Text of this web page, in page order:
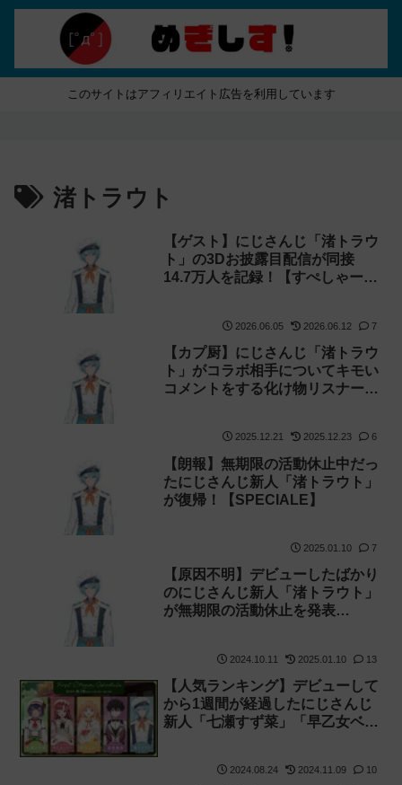
このサイトはアフィリエイト広告を利用しています
渚トラウト
【ゲスト】にじさんじ「渚トラウ
ト」の3Dお披露目配信が同接
14.7万人を記録！【すぺしゃー
2026.06.05 2026.06.12 7
【カプ厨】にじさんじ「渚トラウ
ト」がコラボ相手についてキモい
コメントをする化け物リスナーに
2025.12.21 2025.12.23 6
【朗報】無期限の活動休止中だっ
たにじさんじ新人「渚トラウト」
が復帰！【SPECIALE】
2025.01.10 7
【原因不明】デビューしたばかり
のにじさんじ新人「渚トラウト」
が無期限の活動休止を発表
2024.10.11 2025.01.10 13
【人気ランキング】デビューして
から1週間が経過したにじさんじ
新人「七瀬すず菜」「早乙女ベリ
生数を比較してみた
2024.08.24 2024.11.09 10